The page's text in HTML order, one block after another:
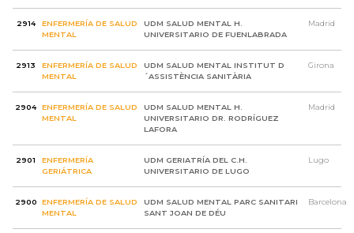
2914
ENFERMERÍA DE SALUD
MENTAL
UDM SALUD MENTAL H.
UNIVERSITARIO DE FUENLABRADA
Madrid
2913
ENFERMERÍA DE SALUD
MENTAL
UDM SALUD MENTAL INSTITUT D
´ASSISTÈNCIA SANITÀRIA
Girona
2904
ENFERMERÍA DE SALUD
MENTAL
UDM SALUD MENTAL H.
UNIVERSITARIO DR. RODRÍGUEZ
LAFORA
Madrid
2901
ENFERMERÍA
GERIÁTRICA
UDM GERIATRÍA DEL C.H.
UNIVERSITARIO DE LUGO
Lugo
2900
ENFERMERÍA DE SALUD
MENTAL
UDM SALUD MENTAL PARC SANITARI
SANT JOAN DE DÉU
Barcelona